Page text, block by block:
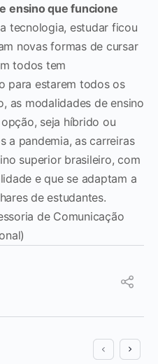
ensino que funcione
tecnologia, estudar ficou
novas formas de cursar
todos tem
para estarem todos os
as modalidades de ensino
seja híbrido ou
a pandemia, as carreiras
superior brasileiro, com
e que se adaptam a
de estudantes.
de Comunicação